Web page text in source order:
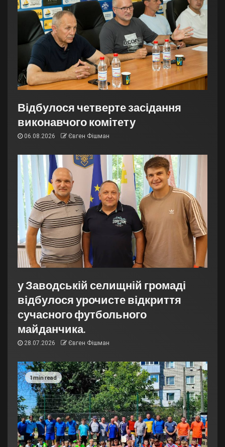
Відбулося четверте засідання
виконавчого комітету
06.08.2026 Євген Фішман
у Заводській селищній громаді
відбулося урочисте відкриття
сучасного футбольного
майданчика.
28.07.2026 Євген Фішман
1 min read